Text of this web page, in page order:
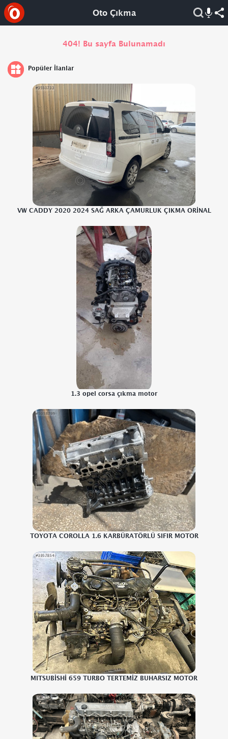
Oto Çıkma
404! Bu sayfa Bulunamadı
Popüler İlanlar
VW CADDY 2020 2024 SAĞ ARKA ÇAMURLUK ÇIKMA ORİNAL
1.3 opel corsa çıkma motor
TOYOTA COROLLA 1.6 KARBÜRATÖRLÜ SIFIR MOTOR
MITSUBİSHİ 659 TURBO TERTEMİZ BUHARSIZ MOTOR